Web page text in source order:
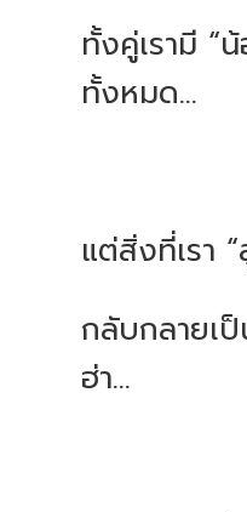
ทั้งคู่เรามี “
ทั้งหมด...
แต่สิ่งที่เรา
กลับกลายเป็
ฮ่า...